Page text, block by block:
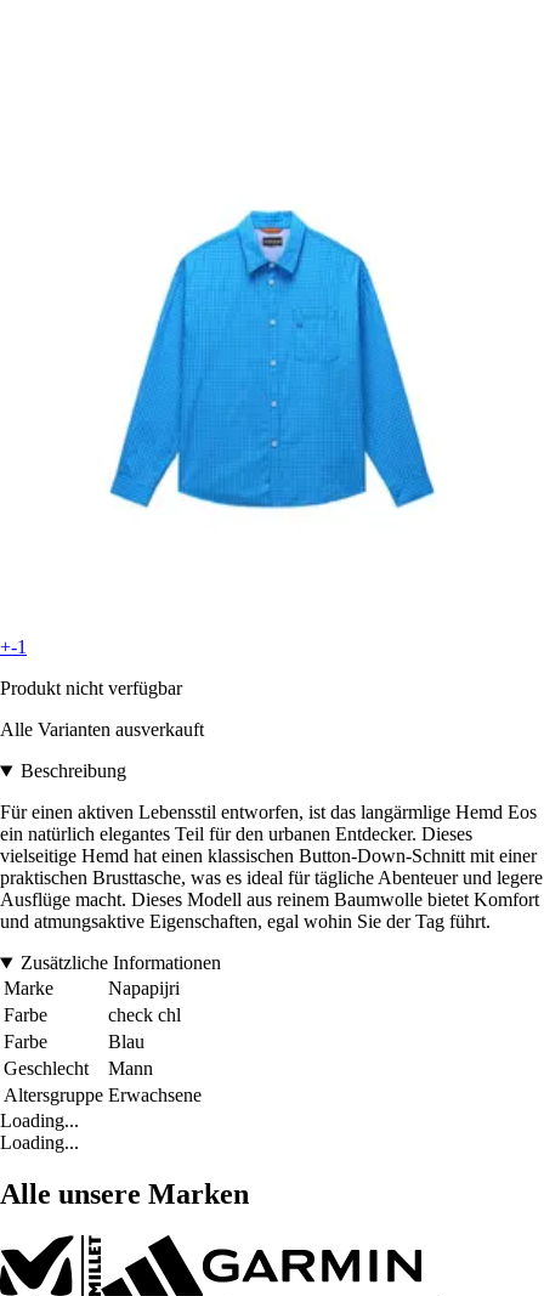
+-1
Produkt nicht verfügbar
Alle Varianten ausverkauft
Beschreibung
Für einen aktiven Lebensstil entworfen, ist das langärmlige Hemd Eos
ein natürlich elegantes Teil für den urbanen Entdecker. Dieses
vielseitige Hemd hat einen klassischen Button-Down-Schnitt mit einer
praktischen Brusttasche, was es ideal für tägliche Abenteuer und legere
Ausflüge macht. Dieses Modell aus reinem Baumwolle bietet Komfort
und atmungsaktive Eigenschaften, egal wohin Sie der Tag führt.
Zusätzliche Informationen
Marke
Napapijri
Farbe
check chl
Farbe
Blau
Geschlecht
Mann
Altersgruppe Erwachsene
Loading...
Loading...
Alle unsere Marken